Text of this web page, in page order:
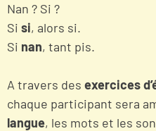
Nan ? Si ?
Si si, alors si.
Si nan, tant pis.
A travers des exercices
chaque participant sera
langue, les mots et les